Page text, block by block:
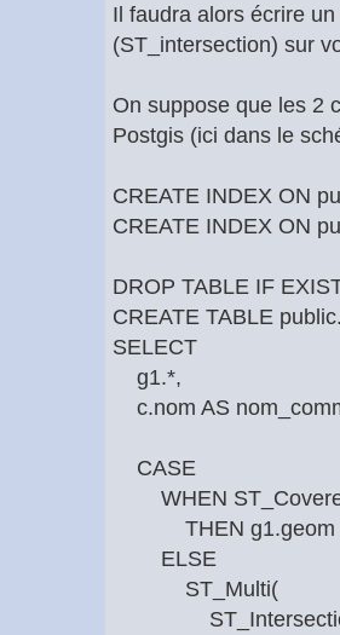
Il faudra alors écrire
(ST_intersection) sur
On suppose que les 2
Postgis (ici dans le
CREATE INDEX ON
CREATE INDEX ON
DROP TABLE IF
CREATE TABLE
SELECT
g1.*,
c.nom AS
CASE
WHEN
THEN g1.geom
ELSE
ST_Multi(